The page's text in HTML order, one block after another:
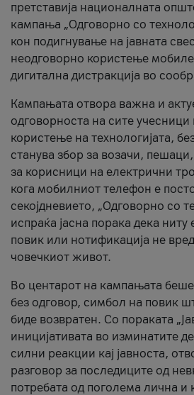
претставија националната
кампања „Одговорно со
кон подигнување на јавната
неодговорно користење
дигитална дистракција во
Кампањата отвора важна и
одговорноста на сите учесници
користење на технологијата,
станува збор за возачи,
за корисници на електрични
кога мобилниот телефон е
секојдневието, „Одговорно со
испраќа јасна порака дека
повик или нотификација не
човечкиот живот.
Во центарот на кампањата
без одговор, симбол на повик
биде возвратен. Со пораката
иницијативата во изминатите
силни реакции кај јавноста,
разговор за последиците од
потребата од поголема лична и